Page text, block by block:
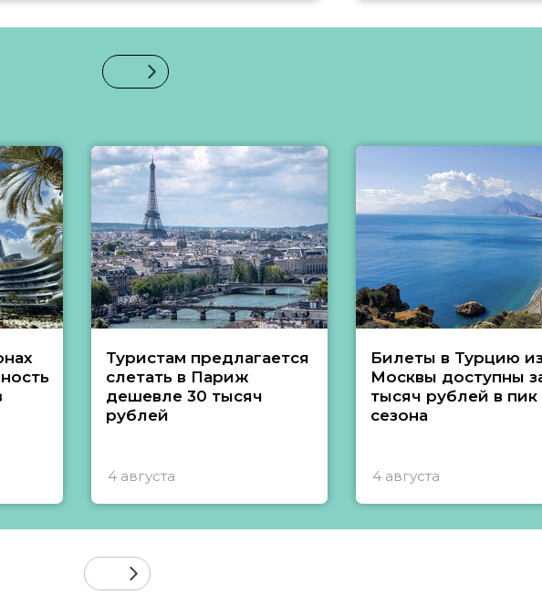
Туристам предлагается
слетать в Париж
дешевле 30 тысяч
рублей
4 августа
Билеты в Турцию из
Москвы доступны
тысяч рублей в пик
сезона
4 августа